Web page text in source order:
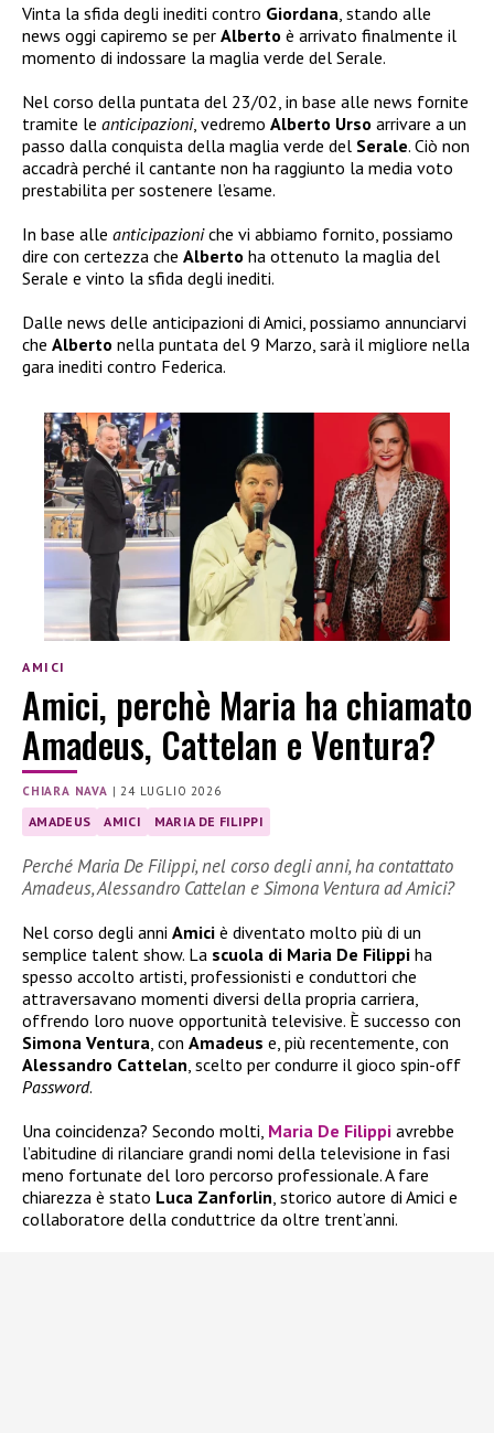
Vinta la sfida degli inediti contro Giordana , stando alle
news oggi capiremo se per Alberto è arrivato finalmente il
momento di indossare la maglia verde del Serale.
Nel corso della puntata del 23/02, in base alle news fornite
tramite le anticipazioni, vedremo Alberto Urso arrivare a un
passo dalla conquista della maglia verde del Serale. Ciò non
accadrà perché il cantante non ha raggiunto la media voto
prestabilita per sostenere l’esame.
In base alle anticipazioniche vi abbiamo fornito, possiamo
dire con certezza che Alberto ha ottenuto la maglia del
Serale e vinto la sfida degli inediti.
Dalle news delle anticipazioni di Amici, possiamo annunciarvi
che Alberto nella puntata del 9 Marzo, sarà il migliore nella
gara inediti contro Federica.
AMICI
Amici, perchè Maria ha chiamato
Amadeus, Cattelan e Ventura?
CHIARA NAVA |24 LUGLIO 2026
AMADEUS AMICI MARIA DE FILIPPI
Perché Maria De Filippi, nel corso degli anni, ha contattato
Amadeus, Alessandro Cattelan e Simona Ventura ad Amici?
Nel corso degli anni Amici è diventato molto più di un
semplice talent show. La scuola di Maria De Filippi ha
spesso accolto artisti, professionisti e conduttori che
attraversavano momenti diversi della propria carriera,
offrendo loro nuove opportunità televisive. È successo con
Simona Ventura, con Amadeus e, più recentemente, con
Alessandro Cattelan, scelto per condurre il gioco spin-off
Password.
Una coincidenza? Secondo molti, Maria De Filippi avrebbe
l’abitudine di rilanciare grandi nomi della televisione in fasi
meno fortunate del loro percorso professionale. A fare
chiarezza è stato Luca Zanforlin, storico autore di Amici e
collaboratore della conduttrice da oltre trent’anni.